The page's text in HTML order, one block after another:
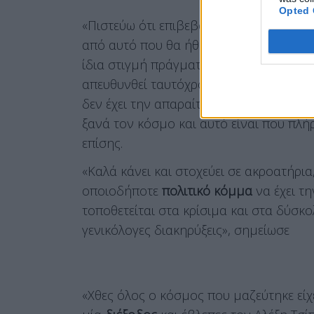
Opted
«Πιστεύω ότι επιβεβαιώνεται ότι ο
από αυτό που θα ήθελε ένας αριστερός
ίδια στιγμή πράγματα τα οποία είναι
απευθυνθεί ταυτόχρονα σε
δεν έχει την απαραίτητη αξιοπιστία η
ξανά τον κόσμο και αυτό είναι που
επίσης.
«Καλά κάνει και στοχεύει σε
οποιοδήποτε πολιτικό κόμμα να έχει
τοποθετείται στα κρίσιμα και στα
γενικόλογες διακηρύξεις», σημείωσε
«Χθες όλος ο κόσμος που μαζεύτηκε